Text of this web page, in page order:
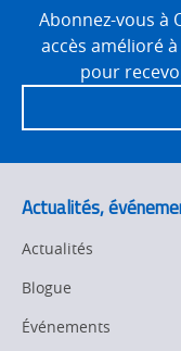
SYSMAC
Motion and
Traceability
Maintenance
Flexible
Newsletter/
FooterAbonnez-vous à
accès amélioré
pour
Actualités,
Actualités
Blogue
Événements